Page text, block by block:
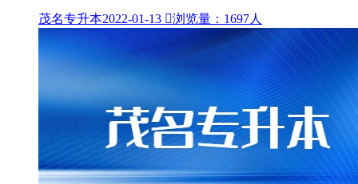
茂名专升本2022-01-13 浏览量：1697人